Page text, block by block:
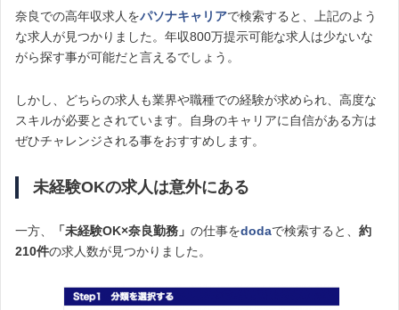
奈良での高年収求人をパソナキャリアで検索すると、上記のよう
な求人が見つかりました。年収800万提示可能な求人は少ないな
がら探す事が可能だと言えるでしょう。
しかし、どちらの求人も業界や職種での経験が求められ、高度な
スキルが必要とされています。自身のキャリアに自信がある方は
ぜひチャレンジされる事をおすすめします。
未経験OKの求人は意外にある
一方、 「未経験OK×奈良勤務」 の仕事をdodaで検索すると、 約
210件の求人数が見つかりました。